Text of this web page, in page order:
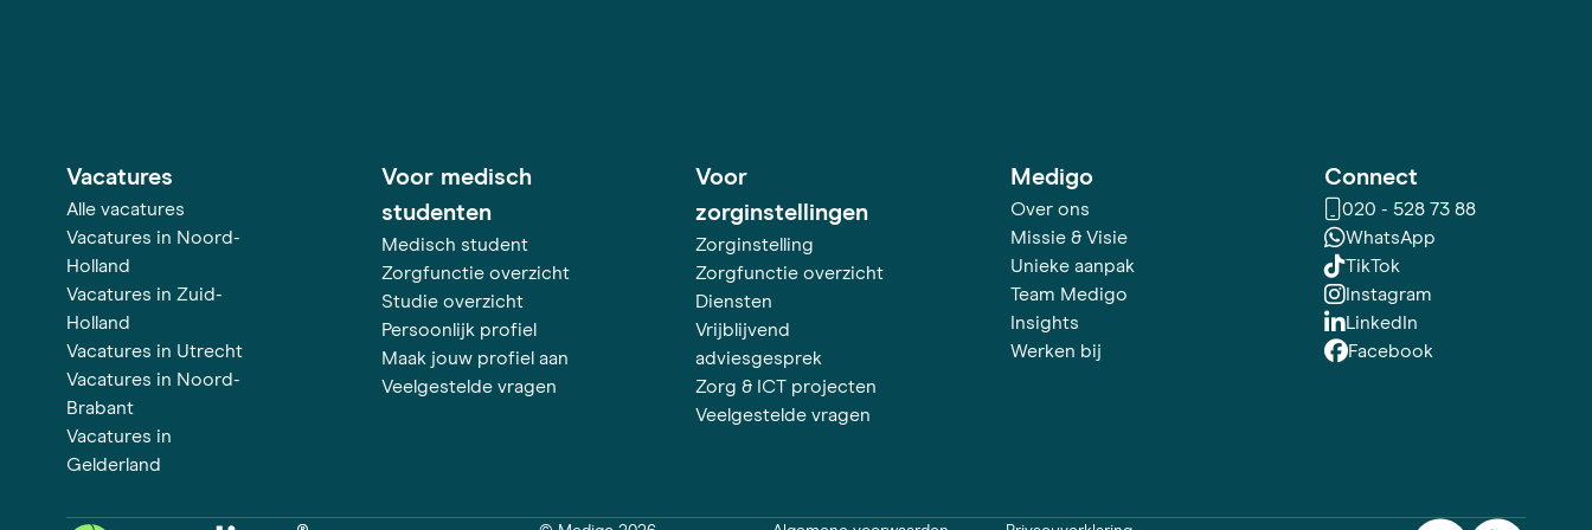
Vacatures
Alle vacatures
Vacatures in Noord-
Holland
Vacatures in Zuid-
Holland
Vacatures in Utrecht
Vacatures in Noord-
Brabant
Vacatures in
Gelderland
Voor medisch
studenten
Medisch student
Zorgfunctie overzicht
Studie overzicht
Persoonlijk profiel
Maak jouw profiel aan
Veelgestelde vragen
Voor
zorginstellingen
Zorginstelling
Zorgfunctie overzicht
Diensten
Vrijblijvend
adviesgesprek
Zorg & ICT projecten
Veelgestelde vragen
Medigo
Over ons
Missie & Visie
Unieke aanpak
Team Medigo
Insights
Werken bij
Connect
020 - 528 73 88
WhatsApp
TikTok
Instagram
LinkedIn
Facebook